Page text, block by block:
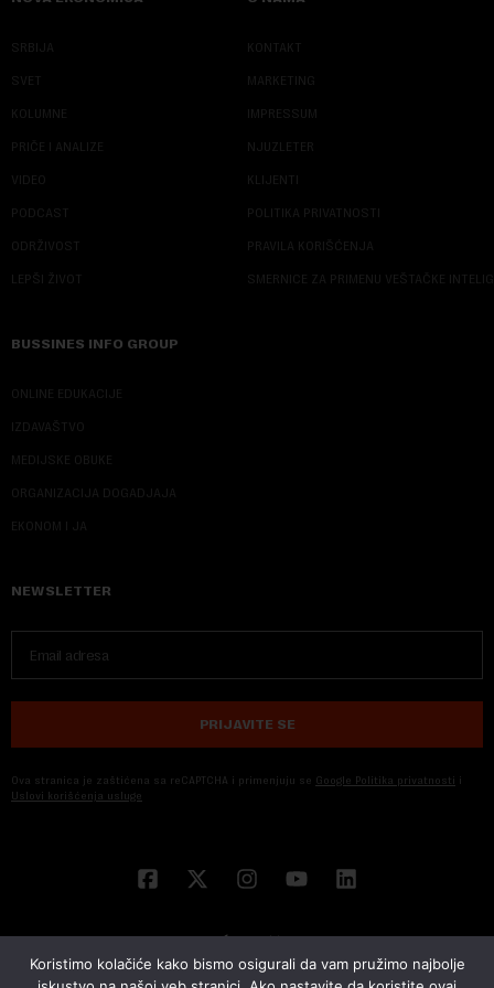
SRBIJA
SVET
KOLUMNE
PRIČE I ANALIZE
VIDEO
PODCAST
ODRŽIVOST
LEPŠI ŽIVOT
KONTAKT
MARKETING
IMPRESSUM
NJUZLETER
KLIJENTI
POLITIKA PRIVATNOSTI
PRAVILA KORIŠĆENJA
SMERNICE ZA PRIMENU VEŠTAČKE
BUSSINES INFO GROUP
ONLINE EDUKACIJE
IZDAVAŠTVO
MEDIJSKE OBUKE
ORGANIZACIJA DOGADJAJA
EKONOM I JA
NEWSLETTER
PRIJAVITE SE
Ova stranica je zaštićena sa reCAPTCHA i primenjuju se Google Politika privatnosti i
Uslovi korišćenja usluge
Koristimo kolačiće kako bismo osigurali da vam pružimo najbolje